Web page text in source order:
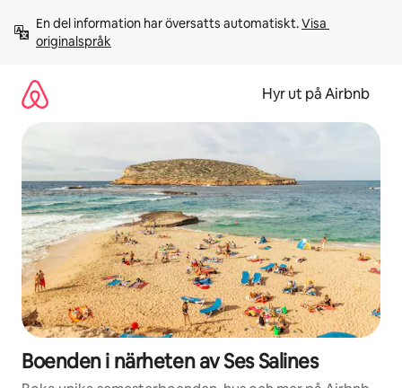
innehåll
En del information har översatts automatiskt. Visa
originalspråk
Hyr ut på Airbnb
Boenden i närheten av Ses Salines